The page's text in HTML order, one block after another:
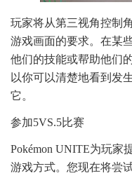
玩家将从第三视角控制
游戏画面的要求。在某
他们的技能或帮助他们
以你可以清楚地看到发
它。
参加5VS.5比赛
Pokémon UNITE为玩家
游戏方式。您现在将尝